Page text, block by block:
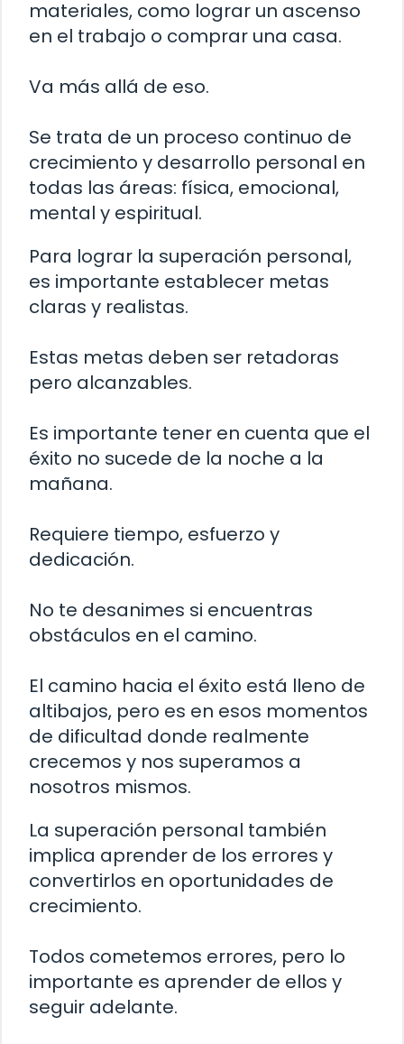
materiales, como lograr un ascenso
en el trabajo o comprar una casa.
Va más allá de eso.
Se trata de un proceso continuo de
crecimiento y desarrollo personal en
todas las áreas: física, emocional,
mental y espiritual.
Para lograr la superación personal,
es importante establecer metas
claras y realistas.
Estas metas deben ser retadoras
pero alcanzables.
Es importante tener en cuenta que el
éxito no sucede de la noche a la
mañana.
Requiere tiempo, esfuerzo y
dedicación.
No te desanimes si encuentras
obstáculos en el camino.
El camino hacia el éxito está lleno de
altibajos, pero es en esos momentos
de dificultad donde realmente
crecemos y nos superamos a
nosotros mismos.
La superación personal también
implica aprender de los errores y
convertirlos en oportunidades de
crecimiento.
Todos cometemos errores, pero lo
importante es aprender de ellos y
seguir adelante.